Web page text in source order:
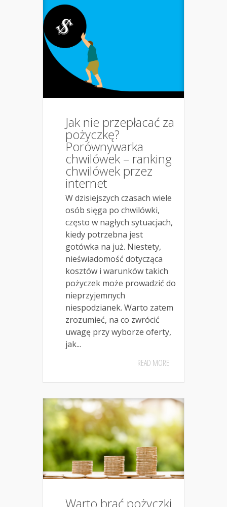
Jak nie przepłacać za
pożyczkę?
Porównywarka
chwilówek – ranking
chwilówek przez
internet
W dzisiejszych czasach wiele
osób sięga po chwilówki,
często w nagłych sytuacjach,
kiedy potrzebna jest
gotówka na już. Niestety,
nieświadomość dotycząca
kosztów i warunków takich
pożyczek może prowadzić do
nieprzyjemnych
niespodzianek. Warto zatem
zrozumieć, na co zwrócić
uwagę przy wyborze oferty,
jak...
READ MORE
Warto brać pożyczki